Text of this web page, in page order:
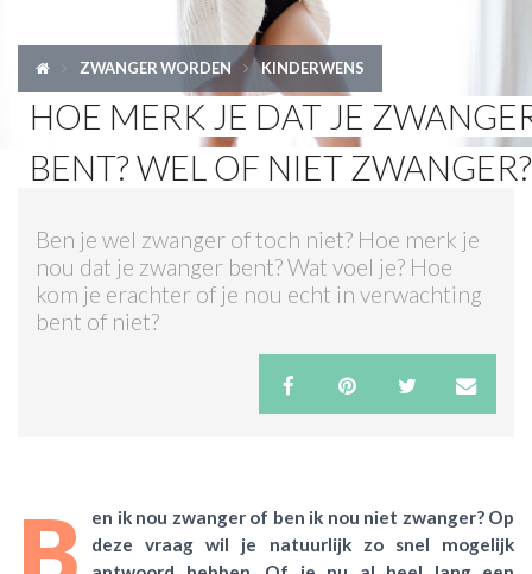
KIND
LIFESTYLE
SHOPS
ACTIES & KORTING
ZWANGER WORDEN KINDERWENS
HOE MERK JE DAT JE
BENT? WEL OF NIET ZWANGER?
Ben je wel zwanger of toch niet? Hoe merk je
nou dat je zwanger bent? Wat voel je? Hoe
kom je erachter of je nou echt in verwachting
bent of niet?
B
en ik nou zwanger of ben ik nou niet zwanger? Op
deze vraag wil je natuurlijk zo snel mogelijk